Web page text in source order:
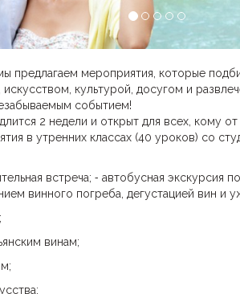
предлагаем мероприятия, которые
культурой, досугом и
событием!
2 недели и открыт для всех, кому
в утренних классах (40 уроков) со
встреча; ⁃ автобусная
винного погреба, дегустацией вин и
винам;